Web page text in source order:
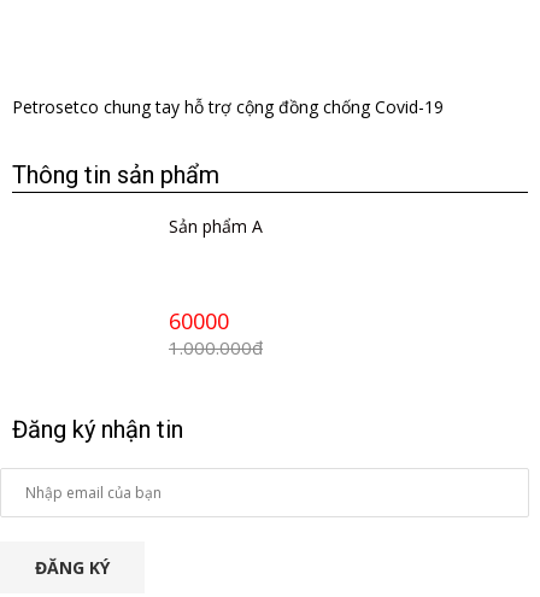
​Petrosetco chung tay hỗ trợ cộng đồng chống Covid-19
Thông tin sản phẩm
Sản phẩm A
60000
1.000.000đ
Đăng ký nhận tin
ĐĂNG KÝ